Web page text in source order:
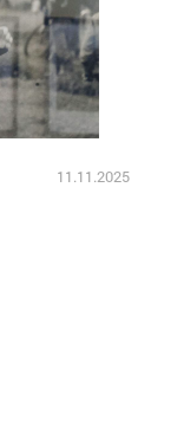
11.11.2025